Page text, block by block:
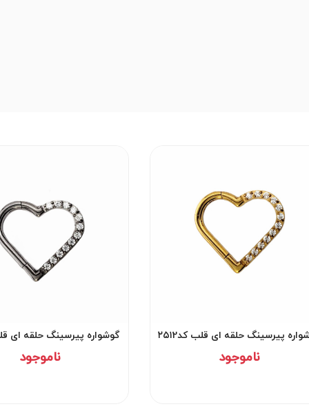
پیرسینگ حلقه ای قلب کد۲۵۱2
ناموجود
گوشواره پیرسینگ حلقه ای قلب
ناموجود